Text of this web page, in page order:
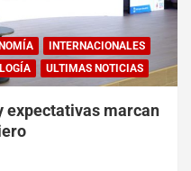
INTERNACIONALES
ULTIMAS NOTICIAS
expectativas marcan